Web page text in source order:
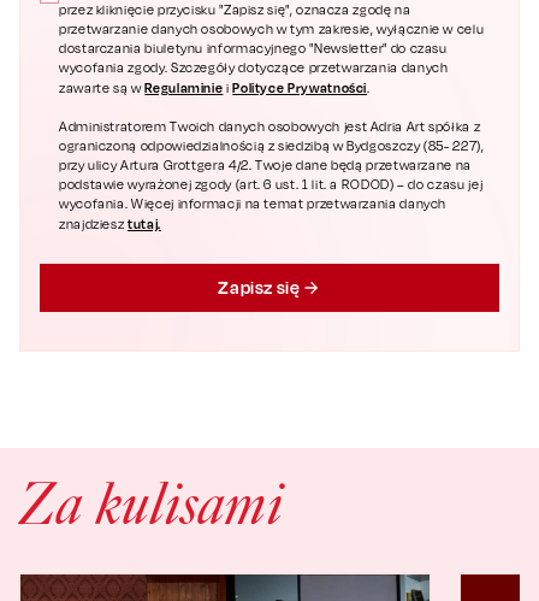
przez kliknięcie przycisku "Zapisz się", oznacza zgodę na
przetwarzanie danych osobowych w tym zakresie, wyłącznie w celu
dostarczania biuletynu informacyjnego "Newsletter" do czasu
wycofania zgody. Szczegóły dotyczące przetwarzania danych
zawarte są wRegulaminie iPolityce Prywatności.
Administratorem Twoich danych osobowych jest Adria Art spółka z
ograniczoną odpowiedzialnością z siedzibą w Bydgoszczy (85- 227),
przy ulicy Artura Grottgera 4/2. Twoje dane będą przetwarzane na
podstawie wyrażonej zgody (art. 6 ust. 1 lit. a RODOD) – do czasu jej
wycofania. Więcej informacji na temat przetwarzania danych
znajdziesztutaj.
Zapisz się
Za kulisami